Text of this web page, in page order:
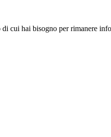
hai bisogno per rimanere